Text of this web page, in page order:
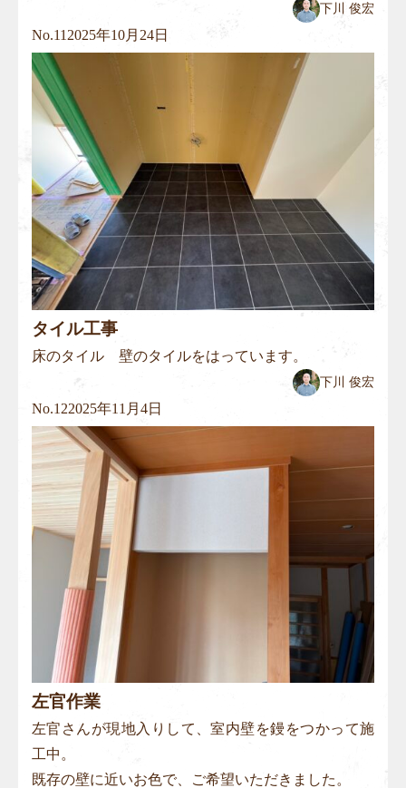
下川 俊宏
No.11 2025年10月24日
タイル工事
床のタイル 壁のタイルをはっています。
下川 俊宏
No.122025年11月4日
左官作業
左官さんが現地入りして、室内壁を鏝をつかって施
工中。
既存の壁に近いお色で、ご希望いただきました。